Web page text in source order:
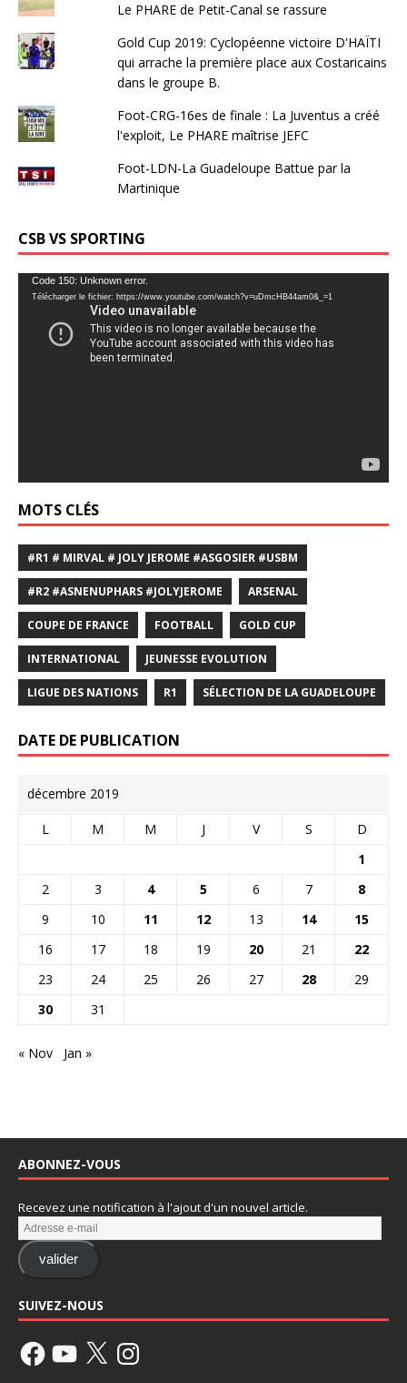
Le PHARE de Petit-Canal se rassure
Gold Cup 2019: Cyclopéenne victoire D'HAÏTI
qui arrache la première place aux Costaricains
dans le groupe B.
Foot-CRG-16es de finale : La Juventus a créé
l'exploit, Le PHARE maîtrise JEFC
Foot-LDN-La Guadeloupe Battue par la
Martinique
CSB VS SPORTING
Lecteur
vidéo
Code 150: Unknown error.
Télécharger le fichier: https://www.youtube.com/watch?v=uDmcHB44am0&_=1
MOTS CLÉS
#R1 # MIRVAL # JOLY JEROME #ASGOSIER #USBM
#R2 #ASNENUPHARS #JOLYJEROME ARSENAL
COUPE DE FRANCE FOOTBALL GOLD CUP
INTERNATIONAL JEUNESSE EVOLUTION
LIGUE DES NATIONS R1 SÉLECTION DE LA GUADELOUPE
DATE DE PUBLICATION
décembre 2019
L M M J V S
D
1
2
3 4 5 6 7
8
9
10 11 12 13 14
15
16
17 18 19 20 21
22
23
24 25 26 27 28
29
30
31
« Nov Jan »
ABONNEZ-VOUS
Recevez une notification à l'ajout d'un nouvel article.
valider
SUIVEZ-NOUS